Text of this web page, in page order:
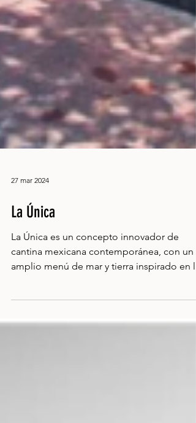
27 mar 2024
La Única
La Única es un concepto innovador de